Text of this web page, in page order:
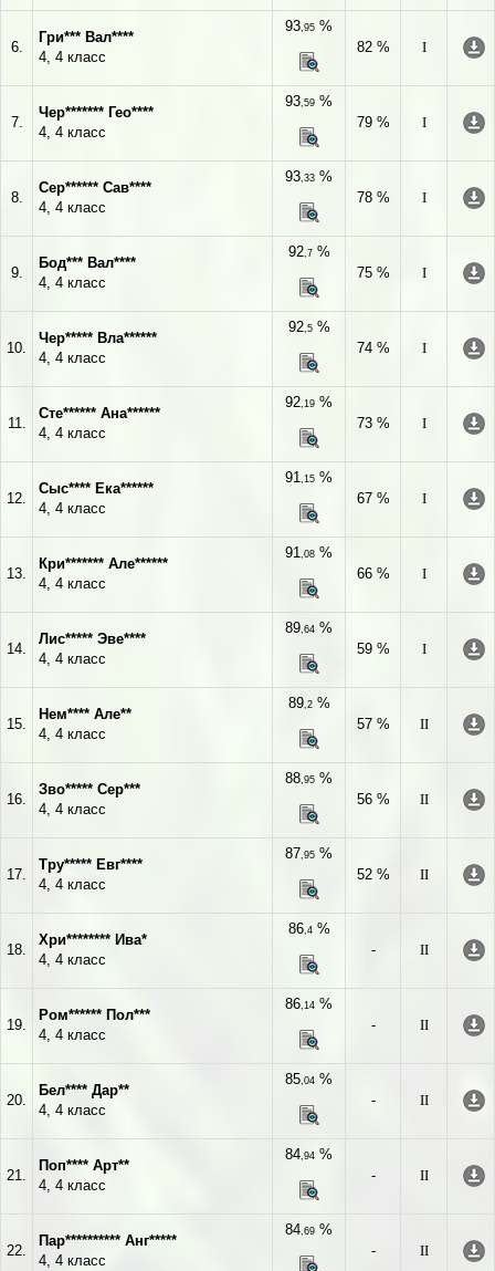
6.
Гри*** Вал****
4, 4 класс
93,95 %
82 %
I
7.
Чер******* Гео****
4, 4 класс
93,59 %
79 %
I
8.
Сер****** Сав****
4, 4 класс
93,33 %
78 %
I
9.
Бод*** Вал****
4, 4 класс
92,7%
75 %
I
10.
Чер***** Вла******
4, 4 класс
92,5%
74 %
I
11.
Сте****** Ана******
4, 4 класс
92,19 %
73 %
I
12.
Сыс**** Ека******
4, 4 класс
91,15 %
67 %
I
13.
Кри******* Але******
4, 4 класс
91,08 %
66 %
I
14.
Лис***** Эве****
4, 4 класс
89,64 %
59 %
I
15.
Нем**** Але**
4, 4 класс
89,2%
57 %
II
16.
Зво***** Сер***
4, 4 класс
88,95 %
56 %
II
17.
Тру***** Евг****
4, 4 класс
87,95 %
52 %
II
18.
Хри******** Ива*
4, 4 класс
86,4%
-
II
19.
Ром****** Пол***
4, 4 класс
86,14 %
-
II
20.
Бел**** Дар**
4, 4 класс
85,04 %
-
II
21.
Поп**** Арт**
4, 4 класс
84,94 %
-
II
22.
Пар********** Анг*****
4, 4 класс
84,69 %
-
II